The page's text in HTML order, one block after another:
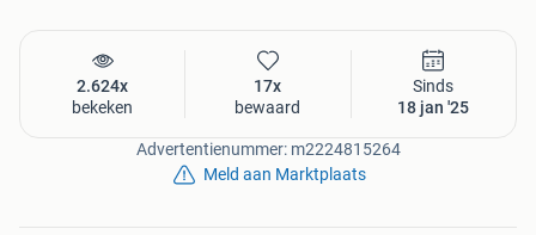
2.624x
bekeken
17x
bewaard
Sinds
18 jan '25
Advertentienummer: m2224815264
Meld aan Marktplaats